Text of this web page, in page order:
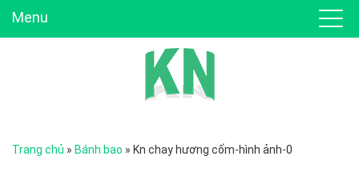
Menu
Trang chủ » Bánh bao » Kn chay hương cốm-hình ảnh-0